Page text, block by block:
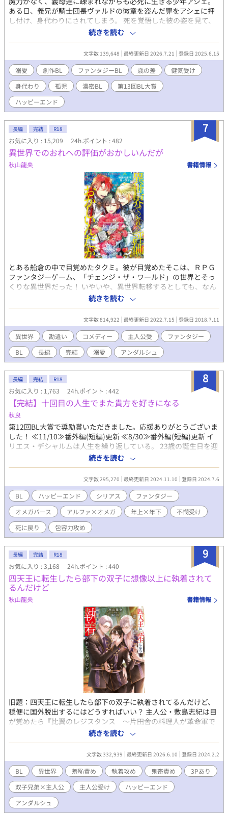
ある日、義兄が騎士団長ヴァルドの徽章を盗んだ罪をアシェに押
し付け、身代わりにされてしまう。 死を覚悟した彼の姿を見て、
冷徹な騎士ヴァルドは――？ 傷ついた少年と騎士の、温かい溺愛
物語。 第13回BL大賞奨励賞頂きました！ 最終17位でした！応援
ありがとうございます！
続きを読む
文字数 139,648 最終更新日 2026.7.21 登録日 2025.6.15
溺愛 創作BL ファンタジーBL 歳の差
健気受け
身代わり
孤児 濃密BL
第13回BL大賞
ハッピーエンド
7
長編 完結 R18
お気に入り : 15,209 24h.ポイント : 482
異世界でのおれへの評価がおかしいんだが
秋山龍央 書籍情報
とある船倉の中で目覚めたタクミ。彼が目覚めたそこは、ＲＰＧ
ファンタジーゲーム、「チェンジ・ザ・ワールド」の世界とそっ
くりな異世界だった！ いやいや、異世界転移するとしても、なん
でこんな死亡フラグ立ちまくりの情勢不安定な世界になんだ
よ！？ えっ、黒翼騎士団に加入しろ？ おれ、ただの一般人で
すけど？ な、なんかおれへの評価がおかしくない？ そんな主人
公が過保護気味の騎士様たちに勘違いされつつ、異世界を冒険す
るお話です。
続きを読む
文字数 814,922 最終更新日 2022.7.15 登録日 2018.7.11
異世界 勘違い コメディー 主人公受
ファンタジー
BL
長編 完結 溺愛 アンダルシュ
8
長編 完結 R18
お気に入り : 1,763 24h.ポイント : 442
【完結】十回目の人生でまた貴方を好きになる
秋良
第12回BL大賞で奨励賞いただきました。応援ありがとうございま
した！ ≪11/10≫番外編(短編)更新 ≪8/30≫番外編(短編)更新 イ
リエス・デシャルムは人生を繰り返している。 23歳の誕生日を迎
えてからひと月後に命を落としたはずなのに、次に目覚めると必
ず14歳の誕生日へと戻っている。何度死のうと、どうやって命を
絶たれようとも、必ず人生は戻ってしまう。それを幾度も幾度も
繰り返して、ついに10回目となった。理由はわからない。原因も
わからない。 死んでは戻り、また人生を繰り返す。オメガとして
家族に虐げられ、ひどい折檻を受けるあの日々を……。 イリエス
には想い人がいた。 〈一度目〉の人生で一目で心を奪われたクラ
ヴリー公爵家の次男、ディオン・クラヴリーだ。 自分の家族と違
って、優しく明るく穏やかに接してくれるディオンに、イリエス
している。だから何度となく繰り返す人生のなかで彼のことは諦
めた。諦めないとやっていけなかった。 だから、彼のことはただ
遠くで想っていられれば、それでよかった。 彼の幸せを、彼の知
らぬところで想い続けていれば、ただそれだけでよかったのだ。
しかし、運命は残酷だ。 〈10回目〉の人生を迎えたイリエスの不
可思議な運命の歯車は、イリエスの想いに逆らうように、ついに
回り始めた——。 【CP】 スパダリ系美形の公爵家次男α(16-2x
歳)×家族に虐げられている不憫な侯爵家次男Ω(14-2x歳) 【注意・
その他】 ・サブタイトルに * ＝R18シーンあり(軽め含む) ・サブ
タイトルに # ＝残酷描写あり ・オメガバースで、独自解釈、独自
設定を含みます。 ・男性妊娠の概念を含みますが、登場人物は妊
娠しません。 ・いわゆる「死に戻り」ネタなので、受けの死に関
する描写があります。 ・受けの自慰シーンがあります。 ・受けが
攻め以外に性的暴行を受けるシーンがあります。 ・攻めと受けの
R18シーンまではやや遠めです。 ・受けがとても不憫な目に遭い
続けますが最後はハッピーエンドです。 ・本編：約26万字、全63
話 + 番外編 ・ムーンライトノベルスさんにも投稿しています。
続きを読む
文字数 295,270 最終更新日 2024.11.10 登録日 2024.7.6
BL ハッピーエンド シリアス
ファンタジー
オメガバース
アルファ×オメガ 年上×年下
不憫受け
死に戻り
包容力攻め
9
長編 完結 R18
お気に入り : 3,168 24h.ポイント : 440
四天王に転生したら部下の双子に想像以上に執着されて
るんだけど
秋山龍央 書籍情報
旧題：四天王に転生したら部下の双子に執着されてるんだけど、
穏便に国外脱出するにはどうすればいい？ 主人公・敷島志紀は目
が覚めたら『比翼のレジスタンス ～片田舎の料理人が革命軍で
成り上がる～』の世界に転生していた。しかも敵キャラである皇
国四天王の一人、シキになっていたのだ！ 原作ではシキはかなり
悲惨な最期を迎えるため、国外脱出を企てたシキ(転生主人公)だ
ったが、その計画はあっさり部下であり護衛騎士である双子、ヴ
ィクターとゼノンにバレてしまう。 すると、二人からは思っても
みなかった提案(脅迫)をされて…？ 「シキ様が私たちのものにな
ってくださるのなら、国外脱出に協力してあげてもいいですよ」
「シキ様が今から俺らに協力してほしいって言うんなら、こっち
はそれなりの対価を貰いたいわけだ。だから、あんた自身をくれ
続きを読む
文字数 332,939 最終更新日 2026.6.10 登録日 2024.2.2
BL 異世界 羞恥責め 執着攻め 鬼畜責め
3Pあり
双子兄弟×主人公
主人公受け
ハッピーエンド
アンダルシュ